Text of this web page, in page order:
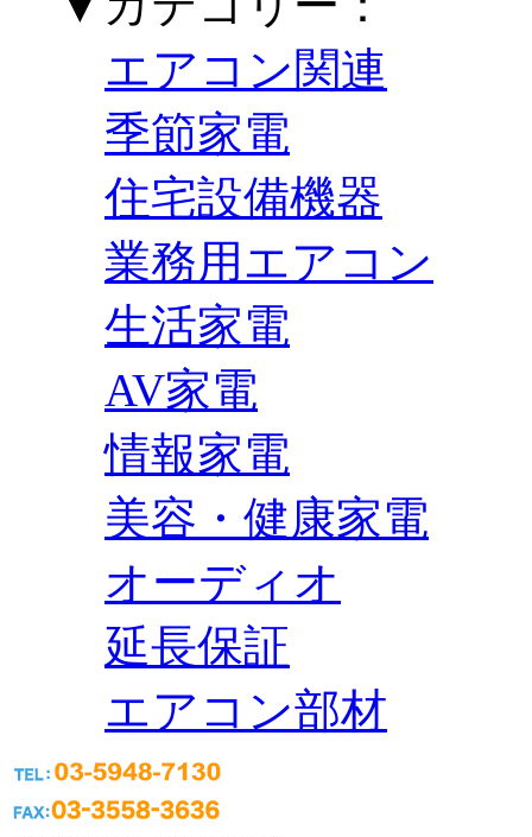
エアコン関連
季節家電
住宅設備機器
業務用エアコン
生活家電
AV家電
情報家電
美容・健康家電
オーディオ
延長保証
エアコン部材